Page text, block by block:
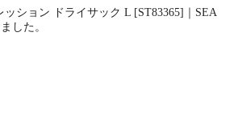
ション ドライサック L [ST83365]｜SEA
した。